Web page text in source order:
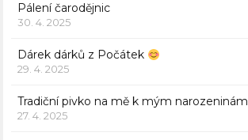
Pálení čarodějnic
30. 4. 2025
Dárek dárků z Počátek
29. 4. 2025
Tradiční pivko na mě k mým narozeninám
27. 4. 2025